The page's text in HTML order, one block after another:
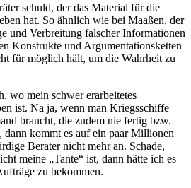
schuld, der das Material für die
hat. So ähnlich wie bei Maaßen, der
und Verbreitung falscher Informationen
Konstrukte und Argumentationsketten
für möglich hält, um die Wahrheit zu
wo mein schwer erarbeitetes
ist. Na ja, wenn man Kriegsschiffe
braucht, die zudem nie fertig bzw.
dann kommt es auf ein paar Millionen
Berater nicht mehr an. Schade,
meine „Tante“ ist, dann hätte ich es
zu bekommen.